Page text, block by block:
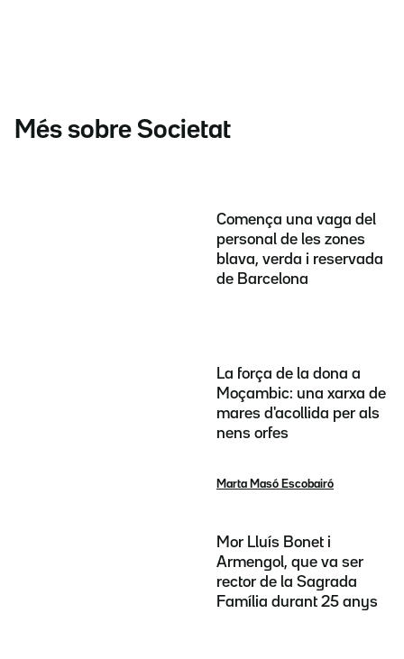
Més sobre Societat
Comença una vaga del
personal de les zones
blava, verda i reservada
de Barcelona
La força de la dona a
Moçambic: una xarxa de
mares d'acollida per als
nens orfes
Marta Masó Escobairó
Mor Lluís Bonet i
Armengol, que va ser
rector de la Sagrada
Família durant 25 anys